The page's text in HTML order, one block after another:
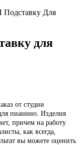
Подставку Для
для
от студии
пианино. Изделия
причем на работу
как всегда,
вы можете оценить